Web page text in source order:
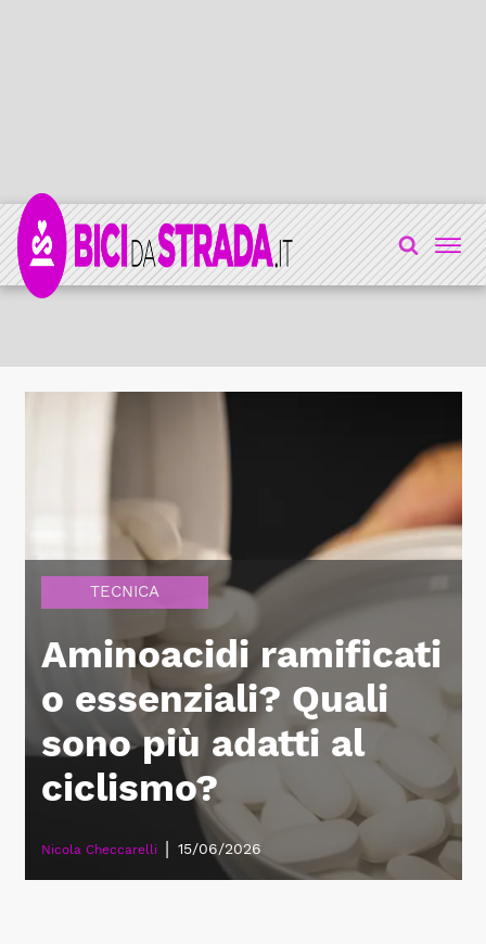
TECNICA
Aminoacidi ramificati
o essenziali? Quali
sono più adatti al
ciclismo?
Nicola Checcarelli 15/06/2026